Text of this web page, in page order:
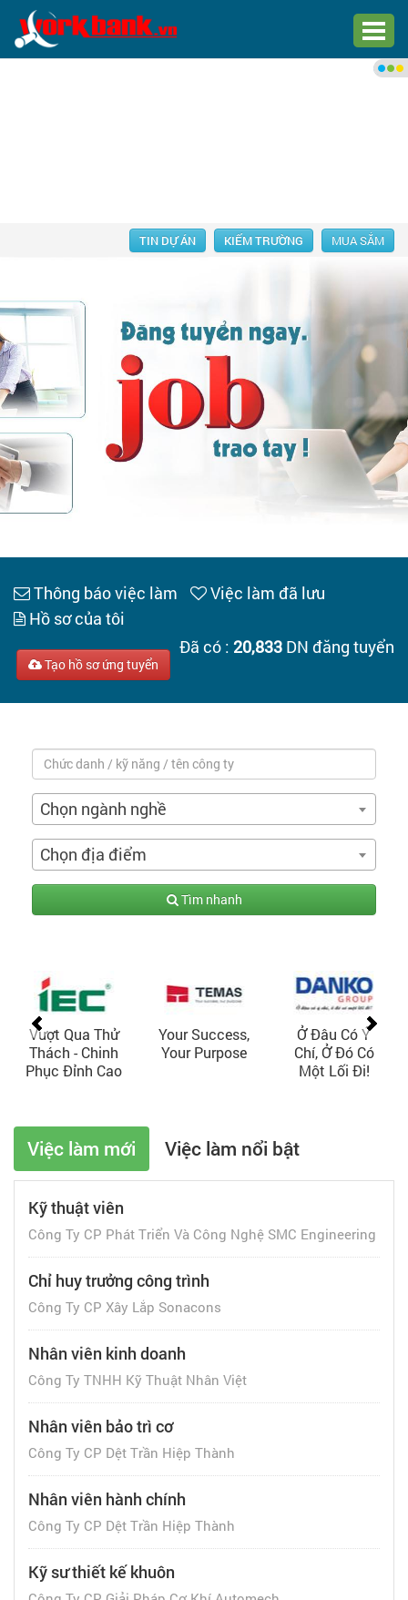
Việc làm mới nhất
Tìm việc làm
Tạo hồ sơ
Cẩm nang việc làm
TIN DỰ ÁN KIẾM TRƯỜNG MUA SẮM
Thông báo việc làm
Việc làm đã lưu
Hồ sơ của tôi
Đã có : 20,833 DN đăng tuyển
Tạo hồ sơ ứng tuyển
Chọn ngành nghề
Chọn địa điểm
Tìm nhanh
Vượt Qua Thử
Thách - Chinh
Phục Đỉnh Cao
Your Success,
Your Purpose
Ở Đâu Có Ý
Chí, Ở Đó Có
Một Lối Đi!
Việc làm mới Việc làm nổi bật
Kỹ thuật viên
Công Ty CP Phát Triển Và Công Nghệ SMC Engineering
Chỉ huy trưởng công trình
Công Ty CP Xây Lắp Sonacons
Nhân viên kinh doanh
Công Ty TNHH Kỹ Thuật Nhân Việt
Nhân viên bảo trì cơ
Công Ty CP Dệt Trần Hiệp Thành
Nhân viên hành chính
Công Ty CP Dệt Trần Hiệp Thành
Kỹ sư thiết kế khuôn